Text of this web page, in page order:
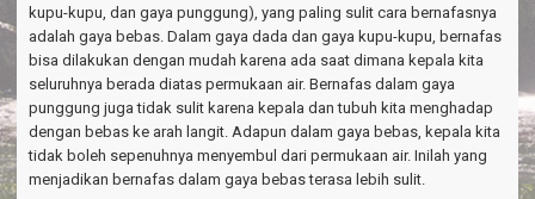
kupu-kupu, dan gaya punggung), yang paling sulit cara bernafasnya
adalah gaya bebas. Dalam gaya dada dan gaya kupu-kupu, bernafas
bisa dilakukan dengan mudah karena ada saat dimana kepala kita
seluruhnya berada diatas permukaan air. Bernafas dalam gaya
punggung juga tidak sulit karena kepala dan tubuh kita menghadap
dengan bebas ke arah langit. Adapun dalam gaya bebas, kepala kita
tidak boleh sepenuhnya menyembul dari permukaan air. Inilah yang
menjadikan bernafas dalam gaya bebas terasa lebih sulit.